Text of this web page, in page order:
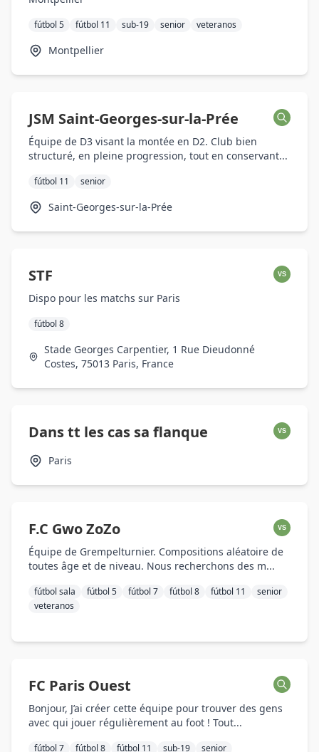
fútbol 5 fútbol 11 sub-19 senior veteranos
Montpellier
JSM Saint-Georges-sur-la-Prée
Équipe de D3 visant la montée en D2. Club bien
structuré, en pleine progression, tout en conservant...
fútbol 11 senior
Saint-Georges-sur-la-Prée
STF VS
Dispo pour les matchs sur Paris
fútbol 8
Stade Georges Carpentier, 1 Rue Dieudonné
Costes, 75013 Paris, France
Dans tt les cas sa flanque VS
Paris
F.C Gwo ZoZo VS
Équipe de Grempelturnier. Compositions aléatoire de
toutes âge et de niveau. Nous recherchons des m...
fútbol sala fútbol 5 fútbol 7 fútbol 8 fútbol 11
senior
veteranos
FC Paris Ouest
Bonjour, J’ai créer cette équipe pour trouver des gens
avec qui jouer régulièrement au foot ! Tout...
fútbol 7 fútbol 8 fútbol 11 sub-19 senior